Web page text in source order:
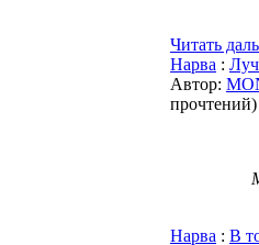
Читать
Нарва :
Автор:
прочтений)
Нарва : В